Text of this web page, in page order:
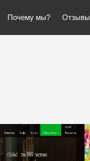
Почему мы? Отзывы